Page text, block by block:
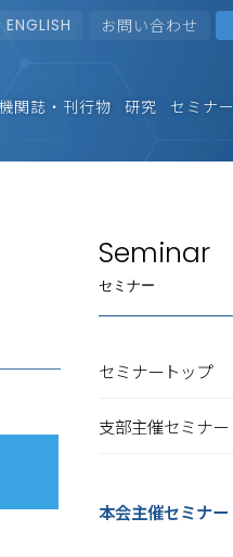
ENGLISH お問い合わせ
機関誌・刊行物 研究 セミナー
Seminar
セミナー
セミナートップ
支部主催セミナー
本会主催セミナー